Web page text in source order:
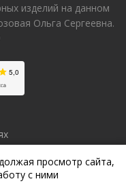
изделий на данном
Ольга Сергеевна.
просмотр сайта,
с ними